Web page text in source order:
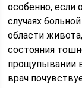
особенно, если
случаях
области
состояния
прощупывании
врач